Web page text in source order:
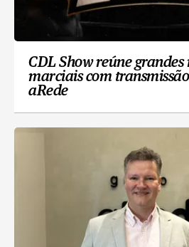
CDL Show reúne grandes
marciais com
aRede